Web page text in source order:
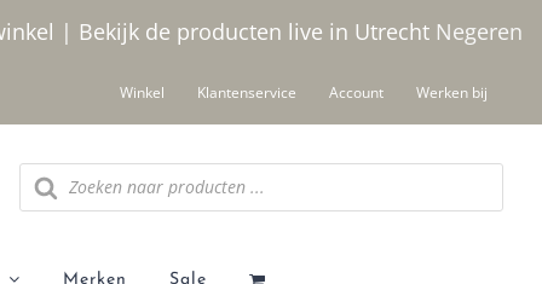
| Bekijk de producten live in Utrecht Negeren
Winkel Klantenservice Account Werken bij
Producten
zoeken
Merken Sale